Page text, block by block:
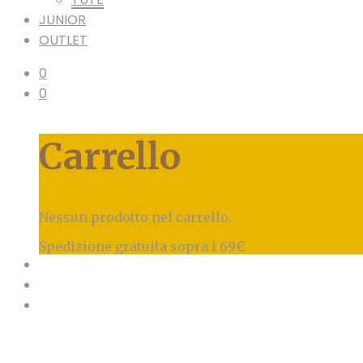
JUNIOR
OUTLET
0
0
Carrello
Nessun prodotto nel carrello.
Spedizione gratuita sopra i 69€